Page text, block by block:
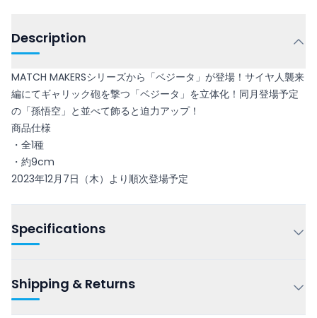
Description
MATCH MAKERSシリーズから「ベジータ」が登場！サイヤ人襲来
編にてギャリック砲を撃つ「ベジータ」を立体化！同月登場予定
の「孫悟空」と並べて飾ると迫力アップ！
商品仕様
・全1種
・約9cm
2023年12月7日（木）より順次登場予定
Specifications
Shipping & Returns